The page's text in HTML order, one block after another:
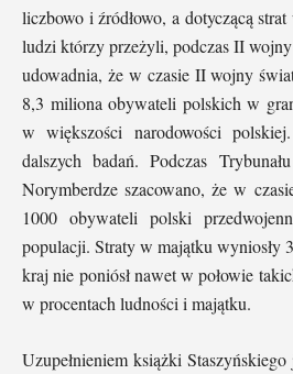
liczbowo i źródłowo, a dotyczącą
ludzi którzy przeżyli, podczas II
udowadnia, że w czasie II wojny
8,3 miliona obywateli polskich w
w większości narodowości
dalszych badań. Podczas
Norymberdze szacowano, że w
1000 obywateli polski
populacji. Straty w majątku wyniosły
kraj nie poniósł nawet w połowie
w procentach ludności i majątku.
Uzupełnieniem książki